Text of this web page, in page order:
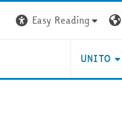
Easy Reading
UNITO